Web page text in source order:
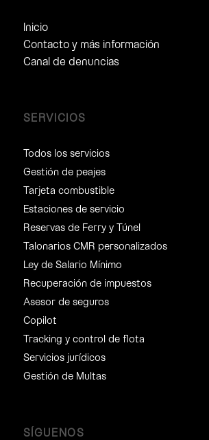
Inicio
Contacto y más información
Canal de denuncias
SERVICIOS
Todos los servicios
Gestión de peajes
Tarjeta combustible
Estaciones de servicio
Reservas de Ferry y Túnel
Talonarios CMR personalizados
Ley de Salario Mínimo
Recuperación de impuestos
Asesor de seguros
Copilot
Tracking y control de flota
Servicios jurídicos
Gestión de Multas
SÍGUENOS